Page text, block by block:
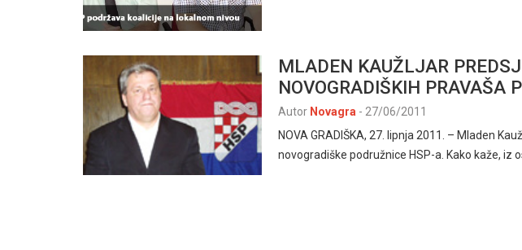
MLADEN KAUŽLJAR
NOVOGRADIŠKIH PRAVAŠA
Autor Novagra - 27/06/2011
NOVA GRADIŠKA, 27. lipnja 2011. – Mladen
novogradiške podružnice HSP-a. Kako kaže, iz